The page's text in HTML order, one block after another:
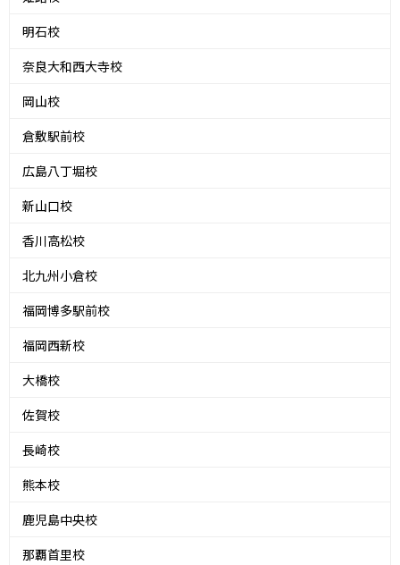
明石校
奈良大和西大寺校
岡山校
倉敷駅前校
広島八丁堀校
新山口校
香川高松校
北九州小倉校
福岡博多駅前校
福岡西新校
大橋校
佐賀校
長崎校
熊本校
鹿児島中央校
那覇首里校